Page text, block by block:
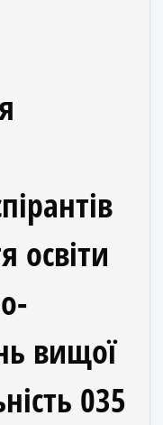
освіти
вищої
035